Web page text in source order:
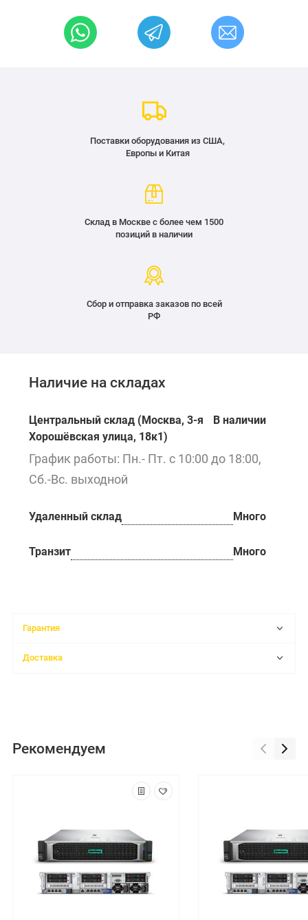
Поставки оборудования из США,
Европы и Китая
Склад в Москве с более чем 1500
позиций в наличии
Сбор и отправка заказов по всей
РФ
Наличие на складах
Центральный склад (Москва, 3-я
Хорошёвская улица, 18к1)
В наличии
График работы: Пн.- Пт. с 10:00 до 18:00,
Сб.-Вс. выходной
Удаленный склад Много
Транзит Много
Гарантия
Доставка
Рекомендуем